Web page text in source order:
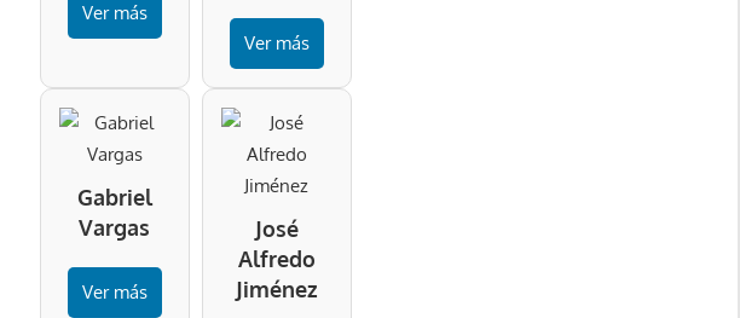
Ver más
Ver más
Gabriel
Vargas
Ver más
José
Alfredo
Jiménez